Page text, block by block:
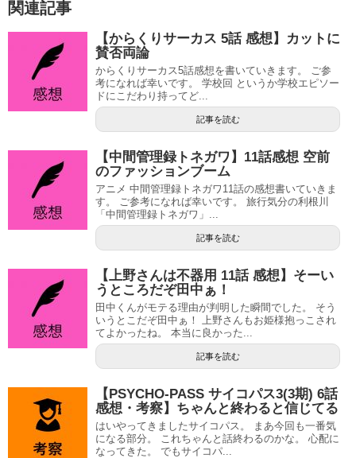
関連記事
【からくりサーカス 5話 感想】カットに
賛否両論
からくりサーカス5話感想を書いていきます。 ご参
考になれば幸いです。 学校回 というか学校エピソー
ドにこだわり持ってど...
記事を読む
【中間管理録トネガワ】11話感想 空前
のファッションブーム
アニメ 中間管理録トネガワ11話の感想書いていきま
す。 ご参考になれば幸いです。 旅行気分の利根川
「中間管理録トネガワ」...
記事を読む
【上野さんは不器用 11話 感想】そーい
うところだぞ田中ぁ！
田中くんがモテる理由が判明した瞬間でした。 そう
いうとこだぞ田中ぁ！ 上野さんもお姫様抱っこされ
てよかったね。 本当に良かった...
記事を読む
【PSYCHO-PASS サイコパス3(3期) 6話
感想・考察】ちゃんと終わると信じてる
はいやってきましたサイコパス。 まあ今回も一番気
になる部分。 これちゃんと話終わるのかな。 心配に
なってきた。 でもサイコパ...